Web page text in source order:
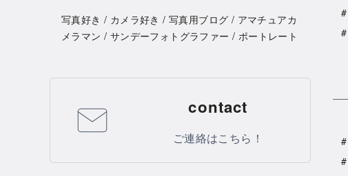
写真好き / カメラ好き / 写真用ブログ / アマチュアカ
メラマン / サンデーフォトグラファー / ポートレート
contact
ご連絡はこちら！